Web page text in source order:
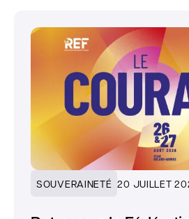
SOUVERAINETÉ 20 JUILLET